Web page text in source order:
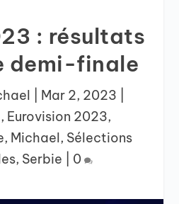
: résultats
demi-finale
Mar 2, 2023
, Eurovision 2023,
, Michael, Sélections
, Serbie 0